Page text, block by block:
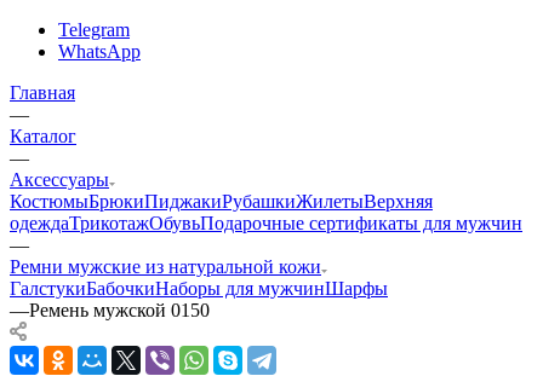
Telegram
WhatsApp
Главная
—
Каталог
—
Аксессуары
КостюмыБрюкиПиджакиРубашкиЖилетыВерхняя
одеждаТрикотажОбувьПодарочные сертификаты для мужчин
—
Ремни мужские из натуральной кожи
ГалстукиБабочкиНаборы для мужчинШарфы
—Ремень мужской 0150